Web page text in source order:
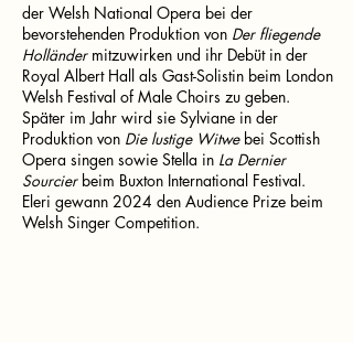
der Welsh National Opera bei der
bevorstehenden Produktion von Der fliegende
Holländermitzuwirken und ihr Debüt in der
Royal Albert Hall als Gast-Solistin beim London
Welsh Festival of Male Choirs zu geben.
Später im Jahr wird sie Sylviane in der
Produktion von Die lustige Witwebei Scottish
Opera singen sowie Stella in La Dernier
Sourcierbeim Buxton International Festival.
Eleri gewann 2024 den Audience Prize beim
Welsh Singer Competition.